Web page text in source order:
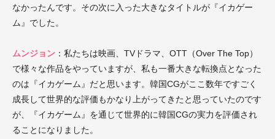
なかったんです。その次に入った大きなタイトルが『イカゲー
ム』でした。
ムンジョン ：私たちは映画、TVドラマ、OTT（Over The Top）
で様々な作品をやっていますが、私も一番大きな転換点となった
のは『イカゲーム』だと思います。韓国CGがここ数年ですごく
成長して世界的な評価もかなり上がってきたと思っていたのです
が、『イカゲーム』を通じて世界的に韓国CGの実力を評価され
ることになりました。